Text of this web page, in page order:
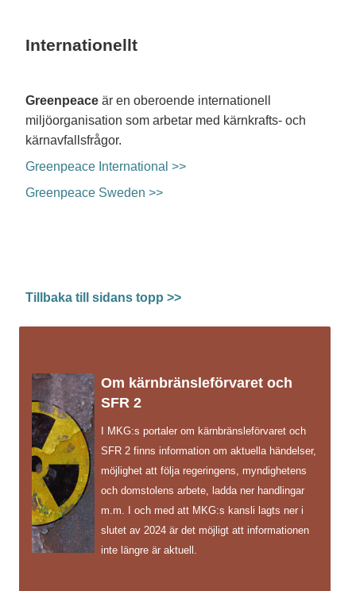
Internationellt
Greenpeace är en oberoende internationell
miljöorganisation som arbetar med kärnkrafts- och
kärnavfallsfrågor.
Greenpeace International >>
Greenpeace Sweden >>
Tillbaka till sidans topp >>
Om kärnbränsleförvaret och
SFR 2
I MKG:s portaler om kärnbränsleförvaret och
SFR 2 finns information om aktuella händelser,
möjlighet att följa regeringens, myndighetens
och domstolens arbete, ladda ner handlingar
m.m. I och med att MKG:s kansli lagts ner i
slutet av 2024 är det möjligt att informationen
inte längre är aktuell.